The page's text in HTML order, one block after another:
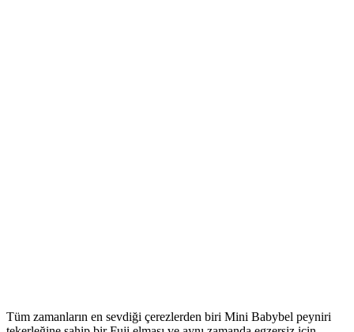
Tüm zamanların en sevdiği çerezlerden biri Mini Babybel peyniri